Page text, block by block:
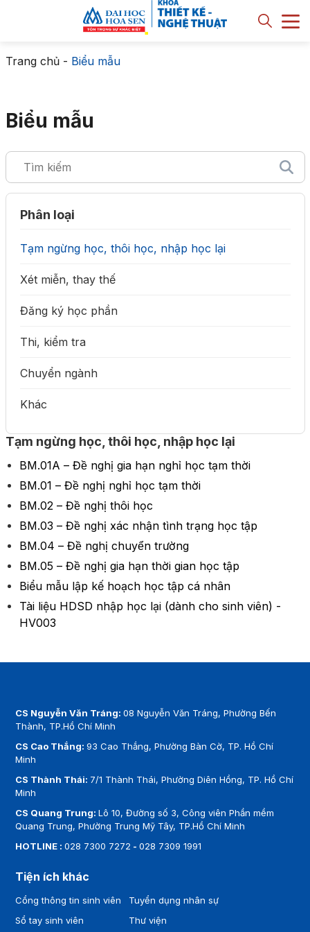
Trang chủ- Biểu mẫu
Biểu mẫu
Phân loại
Tạm ngừng học, thôi học, nhập học lại
Xét miễn, thay thế
Đăng ký học phần
Thi, kiểm tra
Chuyển ngành
Khác
Tạm ngừng học, thôi học, nhập học lại
BM.01A – Đề nghị gia hạn nghỉ học tạm thời
BM.01 – Đề nghị nghỉ học tạm thời
BM.02 – Đề nghị thôi học
BM.03 – Đề nghị xác nhận tình trạng học tập
BM.04 – Đề nghị chuyển trường
BM.05 – Đề nghị gia hạn thời gian học tập
Biểu mẫu lập kế hoạch học tập cá nhân
Tài liệu HDSD nhập học lại (dành cho sinh viên) -
HV003
CS Nguyễn Văn Tráng:08 Nguyễn Văn Tráng, Phường Bến
Thành, TP.Hồ Chí Minh
CS Cao Thắng:93 Cao Thắng, Phường Bàn Cờ, TP. Hồ Chí
Minh
CS Thành Thái: 7/1 Thành Thái, Phường Diên Hồng, TP. Hồ Chí
Minh
CS Quang Trung:Lô 10, Đường số 3, Công viên Phần mềm
Quang Trung, Phường Trung Mỹ Tây, TP.Hồ Chí Minh
HOTLINE :028 7300 7272 -028 7309 1991
Tiện ích khác
Cổng thông tin sinh viên
Sổ tay sinh viên
Tuyển dụng nhân sự
Thư viện